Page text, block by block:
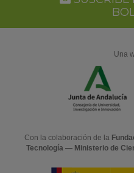
Una
Con la colaboración de la
Tecnología — Ministerio de